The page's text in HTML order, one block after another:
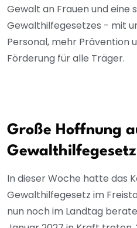
Gewalt an Frauen und eine
Gewalthilfegesetzes - mit
Personal, mehr Prävention
Förderung für alle Träger.
Große Hoffnung
In dieser Woche hatte das
Gewalthilfegesetz im
nun noch im Landtag